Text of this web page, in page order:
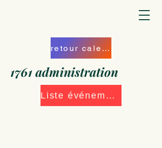
retour calendrier
1761 administration
Liste événements